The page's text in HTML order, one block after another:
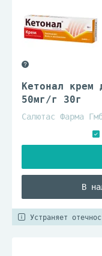
Кетонал крем
50мг/г 30г
Салютас Фарма
В
Устраняет